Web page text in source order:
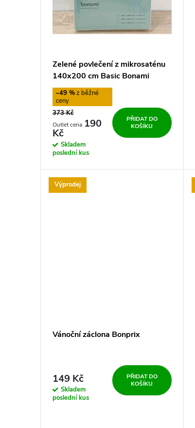
t
Zelené povlečení z mikrosaténu
140x200 cm Basic Bonami
Essentials
–49 %
373 Kč
190
Kč
Skladem
poslední kus
PŘIDAT DO
KOŠÍKU
Výprodej
Vánoční záclona Bonprix
149 Kč
Skladem
poslední kus
PŘIDAT DO
KOŠÍKU